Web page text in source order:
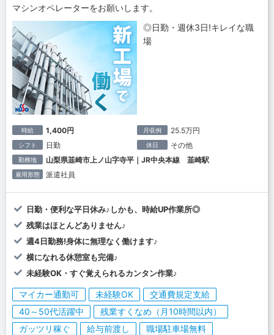
マシンオペレーターをお願いします。
◎日勤・週休3日!キレイな職
場
時給 1,400円 月収例 25.5万円
シフト 日勤 休日 その他
勤務地 山梨県韮崎市上ノ山字寺平｜JR中央本線 韮崎駅
雇用形態 派遣社員
日勤・便利な平日休み♪しかも、時給UP作業所◎
残業はほとんどありません♪
週4日勤務!身体に無理なく働けます♪
横になれる休憩室も完備♪
未経験OK・すぐ覚えられるカンタン作業♪
マイカー通勤可 未経験OK
交通費規定支給
40～50代活躍中
残業すくなめ（月10時間以内）
ガッツリ稼ぐ
給与前渡し
職場駐車場無料